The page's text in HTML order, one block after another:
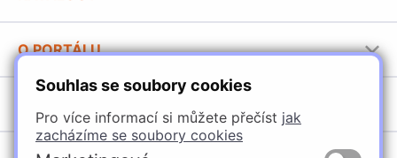
Souhlas se soubory cookies
Pro více informací si můžete přečíst jak
zacházíme se soubory cookies
Stavební katalog Häfele
Brožury Häfele
O PORTÁLU
Provozovatel portálu
Jak používat portál
Úchytky